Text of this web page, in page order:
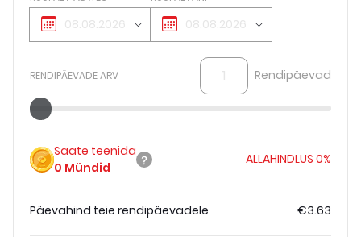
RENDIPÄEVADE ARV Rendipäevad
Saate teenida
0 Mündid
ALLAHINDLUS 0%
Päevahind teie rendipäevadele €3.63